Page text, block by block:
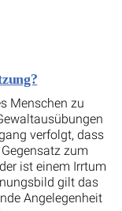
Menschen zu
verfolgt, dass
zum
ist einem Irrtum
gilt das
Angelegenheit